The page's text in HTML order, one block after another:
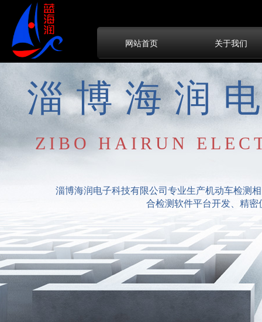
淄博海润电子科技有限公司专业生产机动车检测
合检测软件平台开发、精
淄博海润
ZIBO HAIRUN
网站首页 关于我们